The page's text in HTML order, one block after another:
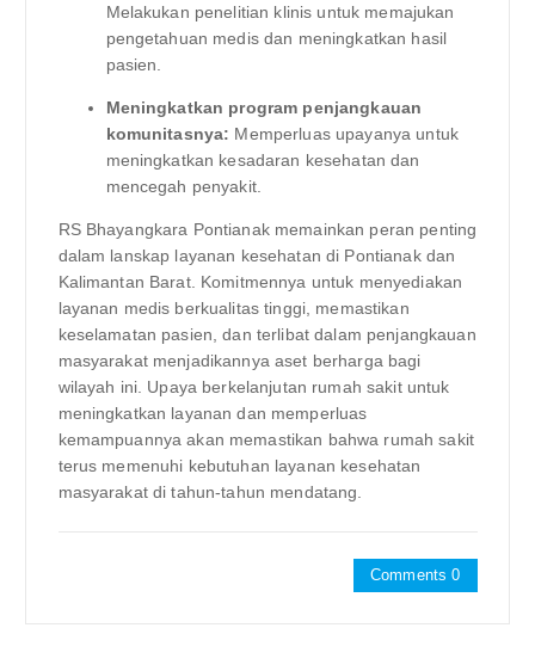
Melakukan penelitian klinis untuk memajukan
pengetahuan medis dan meningkatkan hasil
pasien.
Meningkatkan program penjangkauan
komunitasnya: Memperluas upayanya untuk
meningkatkan kesadaran kesehatan dan
mencegah penyakit.
RS Bhayangkara Pontianak memainkan peran penting
dalam lanskap layanan kesehatan di Pontianak dan
Kalimantan Barat. Komitmennya untuk menyediakan
layanan medis berkualitas tinggi, memastikan
keselamatan pasien, dan terlibat dalam penjangkauan
masyarakat menjadikannya aset berharga bagi
wilayah ini. Upaya berkelanjutan rumah sakit untuk
meningkatkan layanan dan memperluas
kemampuannya akan memastikan bahwa rumah sakit
terus memenuhi kebutuhan layanan kesehatan
masyarakat di tahun-tahun mendatang.
Comments 0